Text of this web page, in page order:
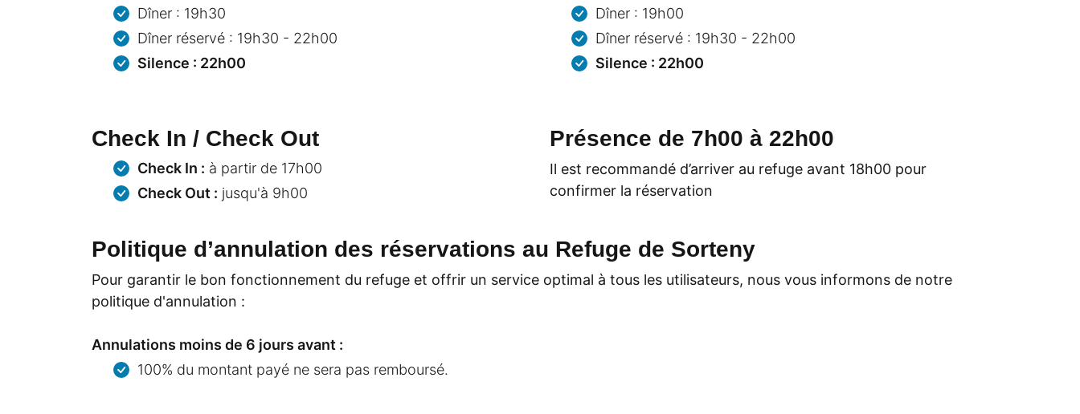
Dîner : 19h30
Dîner réservé : 19h30 - 22h00
Silence : 22h00
Dîner : 19h00
Dîner réservé : 19h30 - 22h00
Silence : 22h00
Check In / Check Out
Check In : à partir de 17h00
Check Out : jusqu'à 9h00
Présence de 7h00 à 22h00
Il est recommandé d’arriver au refuge avant 18h00 pour
confirmer la réservation
Politique d’annulation des réservations au Refuge de Sorteny
Pour garantir le bon fonctionnement du refuge et offrir un service optimal à tous les utilisateurs, nous vous informons de notre
politique d'annulation :
Annulations moins de 6 jours avant :
100% du montant payé ne sera pas remboursé.